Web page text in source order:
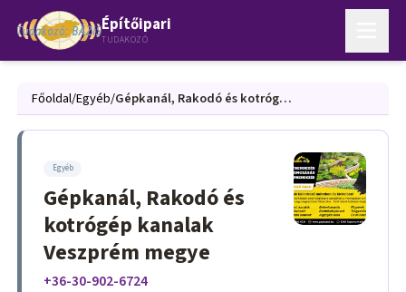
Építőipari
TUDAKOZÓ
Főoldal/Egyéb/ Gépkanál, Rakodó és kotrógép kanalak Veszprém megye
Egyéb
Gépkanál, Rakodó és
kotrógép kanalak
Veszprém megye
+36-30-902-6724